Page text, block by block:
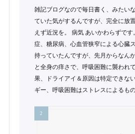
雑記ブログなので毎日書く、みたい
ていた気がするんですが、完全に放
えず近況を。 病気 あいかわらずで
症、糖尿病、心血管狭窄による心臓
持っていたんですが、先月からなん
と全身の痒さで、呼吸困難に襲われ
果、ドライアイ＆原因は特定できな
ギー、呼吸困難はストレスによるも